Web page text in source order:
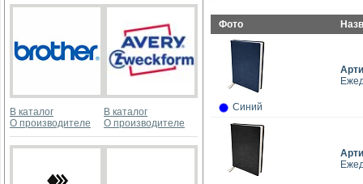
В каталог
О производителе
В каталог
О производителе
Фото
Синий